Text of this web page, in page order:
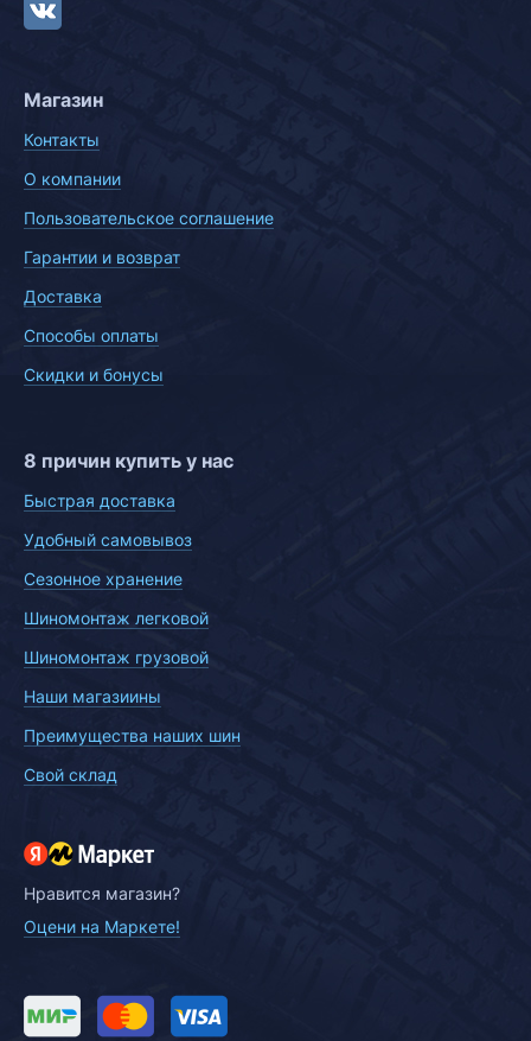
Магазин
Контакты
О компании
Пользовательское соглашение
Гарантии и возврат
Доставка
Способы оплаты
Скидки и бонусы
8 причин купить у нас
Быстрая доставка
Удобный самовывоз
Сезонное хранение
Шиномонтаж легковой
Шиномонтаж грузовой
Наши магазиины
Преимущества наших шин
Свой склад
Нравится магазин?
Оцени на Маркете!